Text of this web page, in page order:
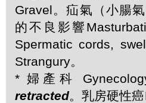
Gravel。疝氣（小腸
的不良影響
Spermatic cords,
Strangury。
* 婦產科
retracted。乳房硬性